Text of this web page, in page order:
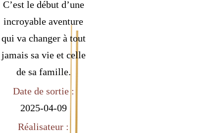
C’est le début d’une
incroyable aventure
qui va changer à tout
jamais sa vie et celle
de sa famille.
Date de sortie :
2025-04-09
Réalisateur :